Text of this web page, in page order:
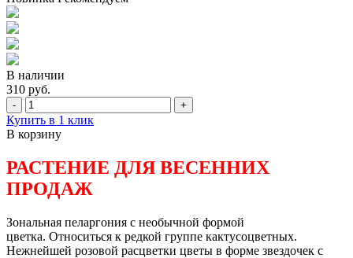
В наличии
310 руб.
- +
Купить в 1 клик
В корзину
РАСТЕНИЕ ДЛЯ ВЕСЕННИХ
ПРОДАЖ
Зональная пеларгония с необычной формой
цветка. Относиться к редкой группе кактусоцветных.
Нежнейшей розовой расцветки цветы в форме звездочек с